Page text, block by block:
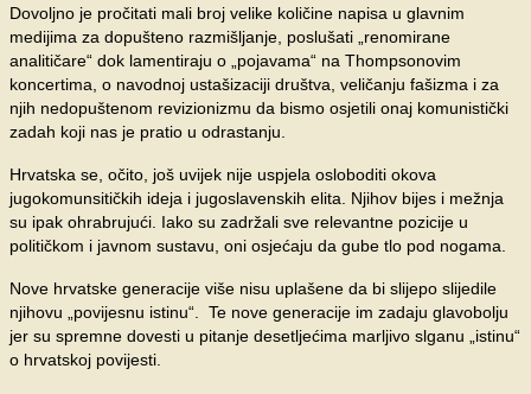
Dovoljno je pročitati mali broj velike količine napisa u glavnim
medijima za dopušteno razmišljanje, poslušati „renomirane
analitičare“ dok lamentiraju o „pojavama“ na Thompsonovim
koncertima, o navodnoj ustašizaciji društva, veličanju fašizma i za
njih nedopuštenom revizionizmu da bismo osjetili onaj komunistički
zadah koji nas je pratio u odrastanju.
Hrvatska se, očito, još uvijek nije uspjela osloboditi okova
jugokomunsitičkih ideja i jugoslavenskih elita. Njihov bijes i mežnja
su ipak ohrabrujući. Iako su zadržali sve relevantne pozicije u
političkom i javnom sustavu, oni osjećaju da gube tlo pod nogama.
Nove hrvatske generacije više nisu uplašene da bi slijepo slijedile
njihovu „povijesnu istinu“. Te nove generacije im zadaju glavobolju
jer su spremne dovesti u pitanje desetljećima marljivo slganu „istinu“
o hrvatskoj povijesti.